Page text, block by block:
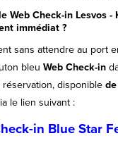
Web Check-in Lesvos -
immédiat ?
sans attendre au port
bleu Web Check-in
disponible
le lien suivant :
in Blue Star